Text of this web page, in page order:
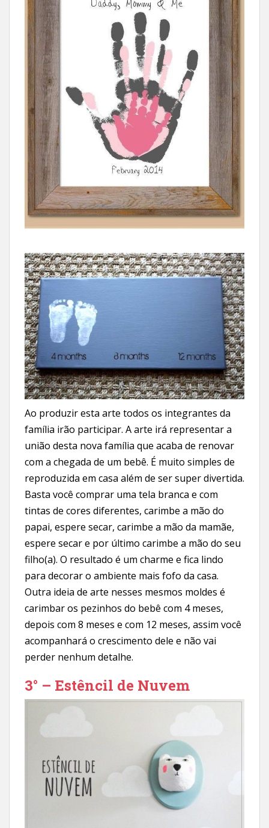
Ao produzir esta arte todos os integrantes da
família irão participar. A arte irá representar a
união desta nova família que acaba de renovar
com a chegada de um bebê. É muito simples de
reproduzida em casa além de ser super divertida.
Basta você comprar uma tela branca e com
tintas de cores diferentes, carimbe a mão do
papai, espere secar, carimbe a mão da mamãe,
espere secar e por último carimbe a mão do seu
filho(a). O resultado é um charme e fica lindo
para decorar o ambiente mais fofo da casa.
Outra ideia de arte nesses mesmos moldes é
carimbar os pezinhos do bebê com 4 meses,
depois com 8 meses e com 12 meses, assim você
acompanhará o crescimento dele e não vai
perder nenhum detalhe.
3° – Estêncil de Nuvem